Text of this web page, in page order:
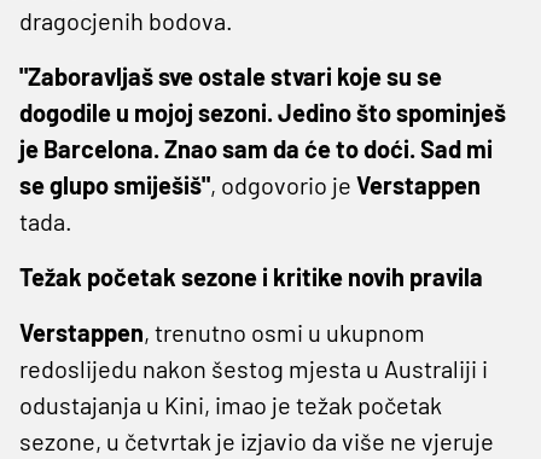
dragocjenih bodova.
"Zaboravljaš sve ostale stvari koje su se
dogodile u mojoj sezoni. Jedino što spominješ
je Barcelona. Znao sam da će to doći. Sad mi
se glupo smiješiš", odgovorio je Verstappen
tada.
Težak početak sezone i kritike novih pravila
Verstappen, trenutno osmi u ukupnom
redoslijedu nakon šestog mjesta u Australiji i
odustajanja u Kini, imao je težak početak
sezone, u četvrtak je izjavio da više ne vjeruje